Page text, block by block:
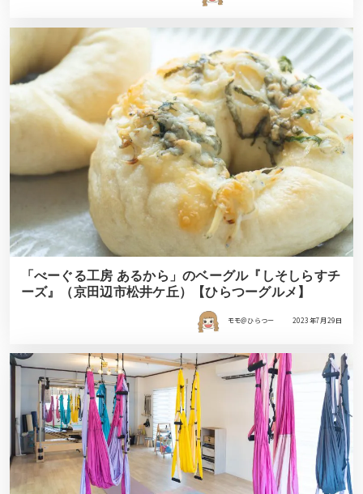
「べーぐる工房 あるから」のベーグル『しそしらすチ
ーズ』（京田辺市松井ケ丘）【ひらつーグルメ】
モモ＠ひらつー 2023年7月29日